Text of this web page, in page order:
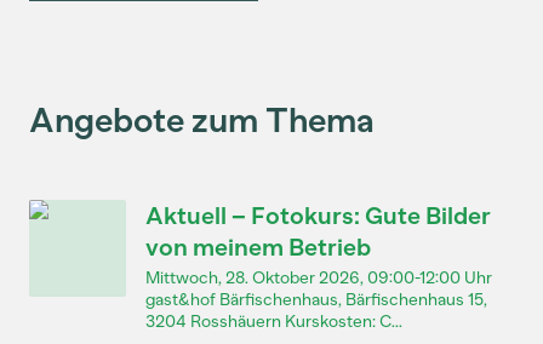
Angebote zum Thema
Aktuell – Fotokurs: Gute Bilder
von meinem Betrieb
Mittwoch, 28. Oktober 2026, 09:00-12:00 Uhr
gast&hof Bärfischenhaus, Bärfischenhaus 15,
3204 Rosshäuern Kurskosten: C...